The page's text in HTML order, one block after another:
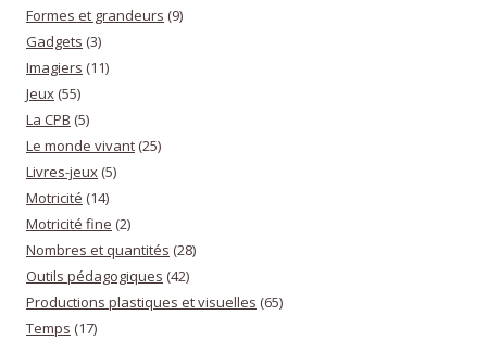
Formes et grandeurs (9)
Gadgets (3)
Imagiers (11)
Jeux (55)
La CPB (5)
Le monde vivant (25)
Livres-jeux (5)
Motricité (14)
Motricité fine (2)
Nombres et quantités (28)
Outils pédagogiques (42)
Productions plastiques et visuelles (65)
Temps (17)